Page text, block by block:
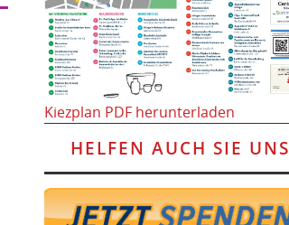
Kiezplan PDF herunterladen
HELFEN AUCH SIE UNS